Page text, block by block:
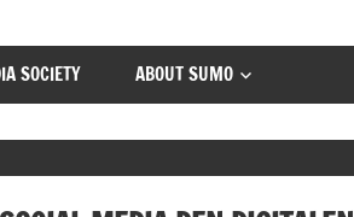
SOCIETY ABOUT SUMO